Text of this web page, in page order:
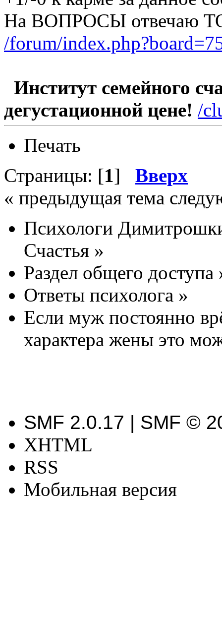
На ВОПРОСЫ отвечаю
/forum/
Институт семейного
дегустационной цене! /
Печать
Страницы: [1] Вверх
« предыдущая тема
Психологи
Счастья »
Раздел общего доступа
Ответы психолога »
Если муж постоянно
характера жены это
SMF 2.0.17 | SMF ©
XHTML
RSS
Мобильная версия